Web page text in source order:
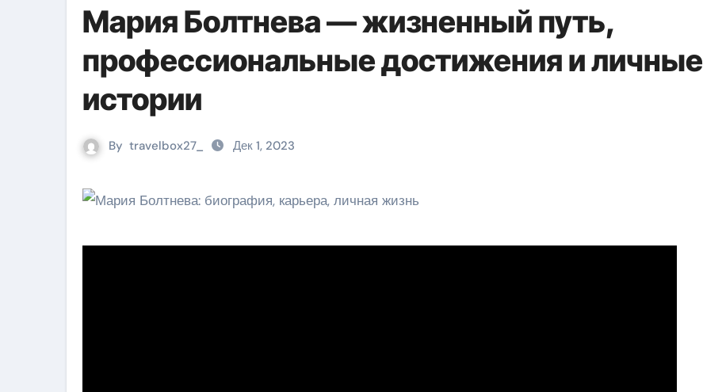
Мария Болтнева — жизненный путь,
профессиональные достижения и личные
истории
By travelbox27_ Дек 1, 2023